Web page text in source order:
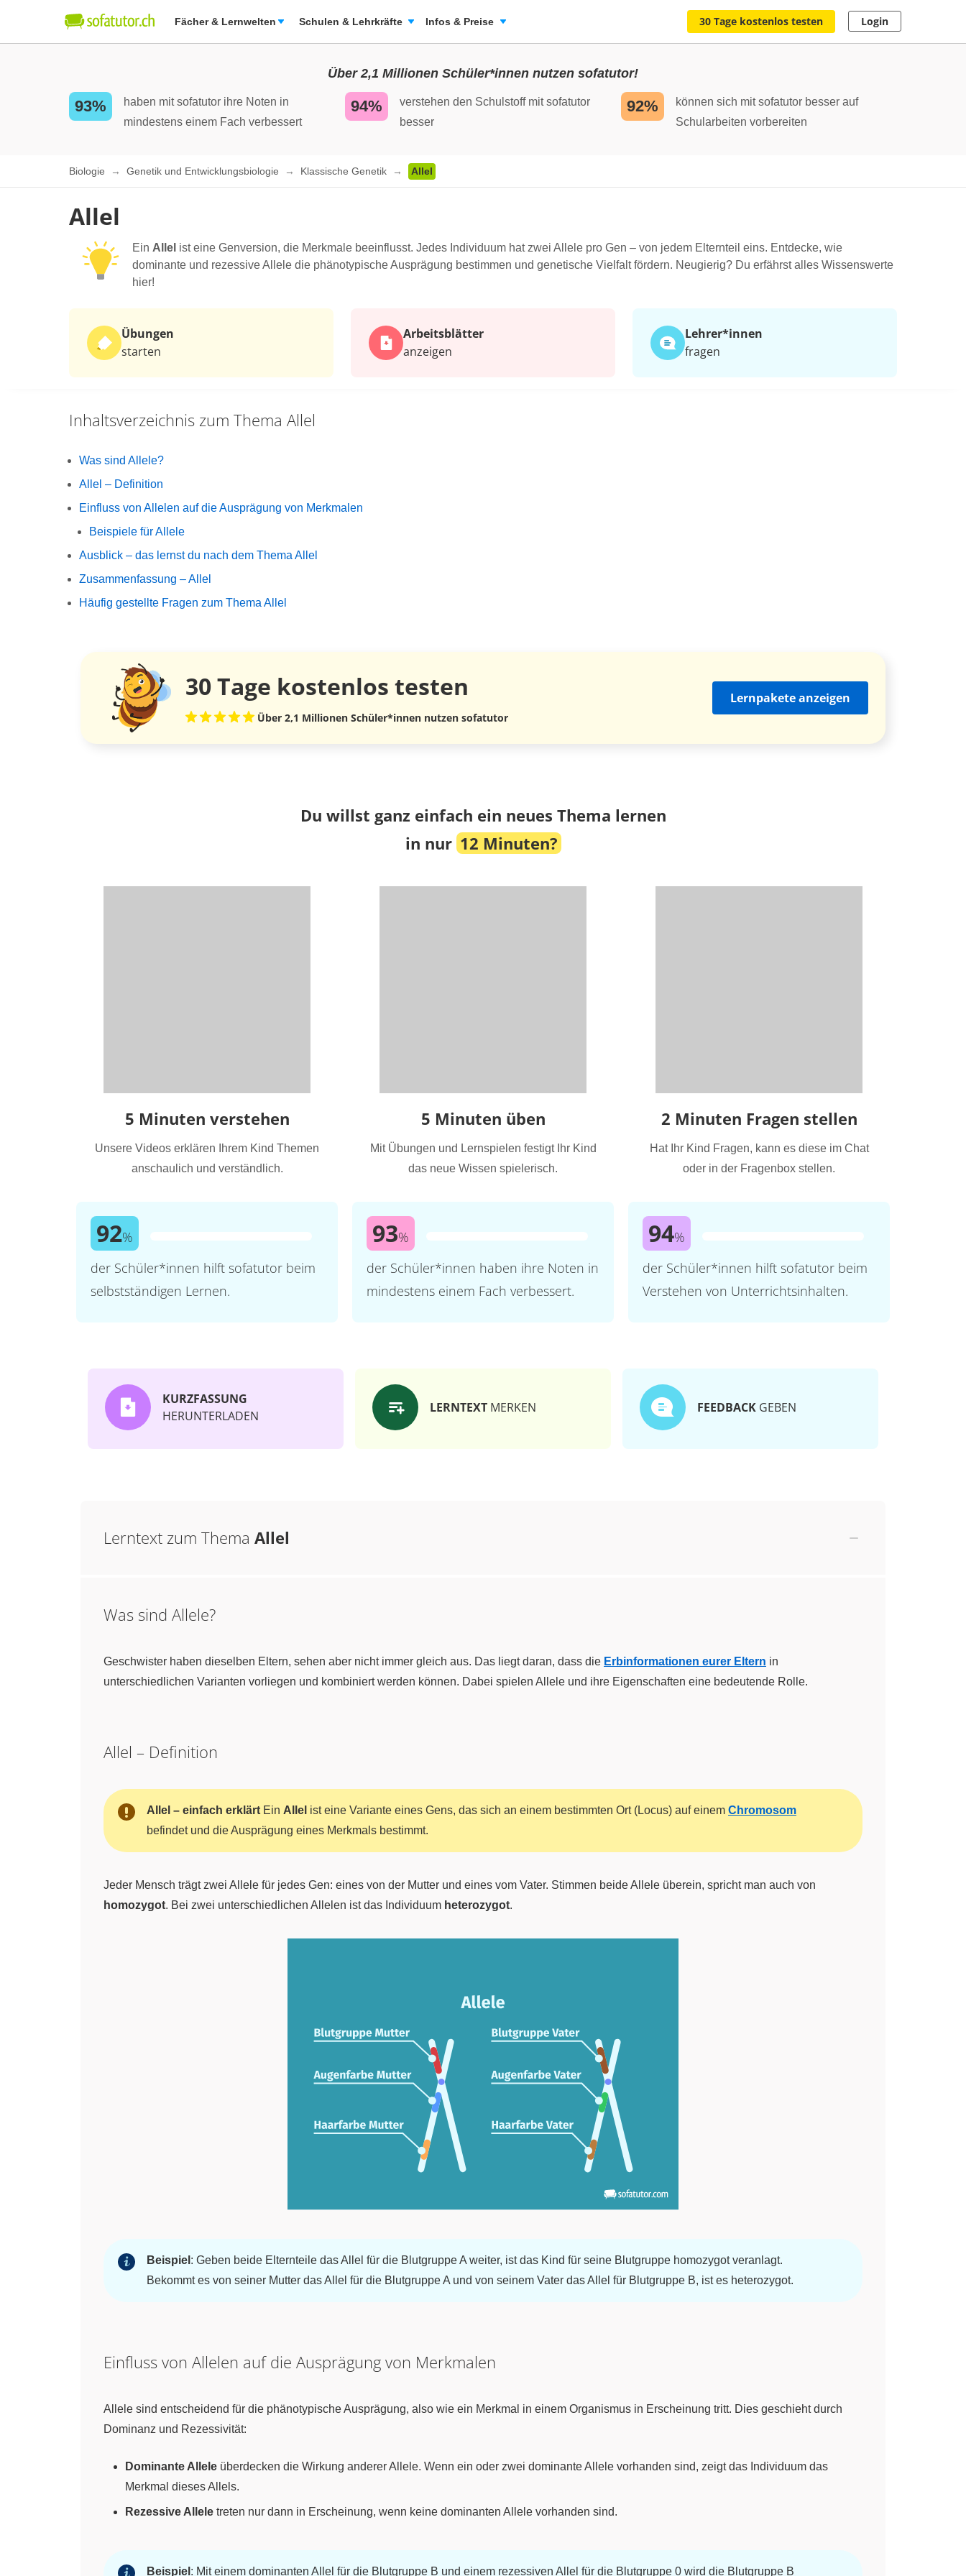
Fächer & Lernwelten Schulen & Lehrkräfte Infos & Preise 30 Tage kostenlos testen Login
Über 2,1 Millionen Schüler*innen nutzen sofatutor!
93%
haben mit sofatutor ihre Noten in
mindestens einem Fach verbessert
94%
verstehen den Schulstoff mit sofatutor
besser
92%
können sich mit sofatutor besser auf
Schularbeiten vorbereiten
Biologie Genetik und Entwicklungsbiologie Klassische Genetik Allel
Allel
Ein Allel ist eine Genversion, die Merkmale beeinflusst. Jedes Individuum hat zwei Allele pro Gen – von jedem Elternteil eins. Entdecke, wie
dominante und rezessive Allele die phänotypische Ausprägung bestimmen und genetische Vielfalt fördern. Neugierig? Du erfährst alles Wissenswerte
hier!
Übungen
starten
Arbeits­blätter
anzeigen
Lehrer*​innen
fragen
Inhaltsverzeichnis zum Thema Allel
Was sind Allele?
Allel – Definition
Einfluss von Allelen auf die Ausprägung von Merkmalen
Beispiele für Allele
Ausblick – das lernst du nach dem Thema Allel
Zusammenfassung – Allel
Häufig gestellte Fragen zum Thema Allel
30 Tage kostenlos testen
Über 2,1 Millionen Schüler*innen nutzen sofatutor
Lernpakete anzeigen
Du willst ganz einfach ein neues Thema lernen
in nur 12 Minuten?
5 Minuten verstehen
Unsere Videos erklären Ihrem Kind Themen
anschaulich und verständlich.
92%
der Schüler*innen hilft sofatutor beim
selbstständigen Lernen.
5 Minuten üben
Mit Übungen und Lernspielen festigt Ihr Kind
das neue Wissen spielerisch.
93%
der Schüler*innen haben ihre Noten in
mindestens einem Fach verbessert.
2 Minuten Fragen stellen
Hat Ihr Kind Fragen, kann es diese im Chat
oder in der Fragenbox stellen.
94%
der Schüler*innen hilft sofatutor beim
Verstehen von Unterrichtsinhalten.
KURZFASSUNG
HERUNTERLADEN
LERNTEXT MERKEN FEEDBACK GEBEN
Lerntext zum Thema Allel
Was sind Allele?
Geschwister haben dieselben Eltern, sehen aber nicht immer gleich aus. Das liegt daran, dass die Erbinformationen eurer Eltern in
unterschiedlichen Varianten vorliegen und kombiniert werden können. Dabei spielen Allele und ihre Eigenschaften eine bedeutende Rolle.
Allel – Definition
Allel – einfach erklärt Ein Allel ist eine Variante eines Gens, das sich an einem bestimmten Ort (Locus) auf einem Chromosom
befindet und die Ausprägung eines Merkmals bestimmt.
Jeder Mensch trägt zwei Allele für jedes Gen: eines von der Mutter und eines vom Vater. Stimmen beide Allele überein, spricht man auch von
homozygot. Bei zwei unterschiedlichen Allelen ist das Individuum heterozygot.
Beispiel : Geben beide Elternteile das Allel für die Blutgruppe A weiter, ist das Kind für seine Blutgruppe homozygot veranlagt.
Bekommt es von seiner Mutter das Allel für die Blutgruppe A und von seinem Vater das Allel für Blutgruppe B, ist es heterozygot.
Einfluss von Allelen auf die Ausprägung von Merkmalen
Allele sind entscheidend für die phänotypische Ausprägung, also wie ein Merkmal in einem Organismus in Erscheinung tritt. Dies geschieht durch
Dominanz und Rezessivität:
Dominante Allele überdecken die Wirkung anderer Allele. Wenn ein oder zwei dominante Allele vorhanden sind, zeigt das Individuum das
Merkmal dieses Allels.
Rezessive Allele treten nur dann in Erscheinung, wenn keine dominanten Allele vorhanden sind.
Beispiel : Mit einem dominanten Allel für die Blutgruppe B und einem rezessiven Allel für die Blutgruppe 0 wird die Blutgruppe B